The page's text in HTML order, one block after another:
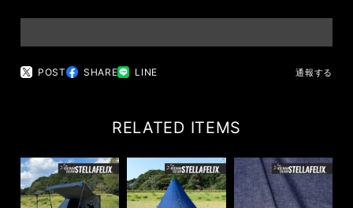
POST SHARE LINE 通報する
RELATED ITEMS